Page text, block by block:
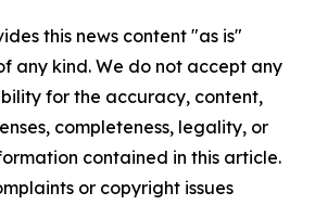
this news content "as is"
any kind. We do not accept any
for the accuracy, content,
completeness, legality, or
contained in this article.
or copyright issues